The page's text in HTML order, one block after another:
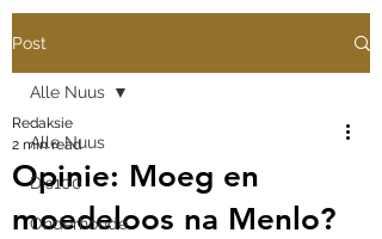
Post
Alle Nuus
Dis100
Onderhoude
Alle Nuus
Opinie: Moeg en
moedeloos na Menlo?
Redaksie
2 min read